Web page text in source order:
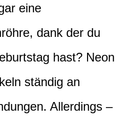
eine
dank der du
hast? Neon
ständig an
Allerdings –